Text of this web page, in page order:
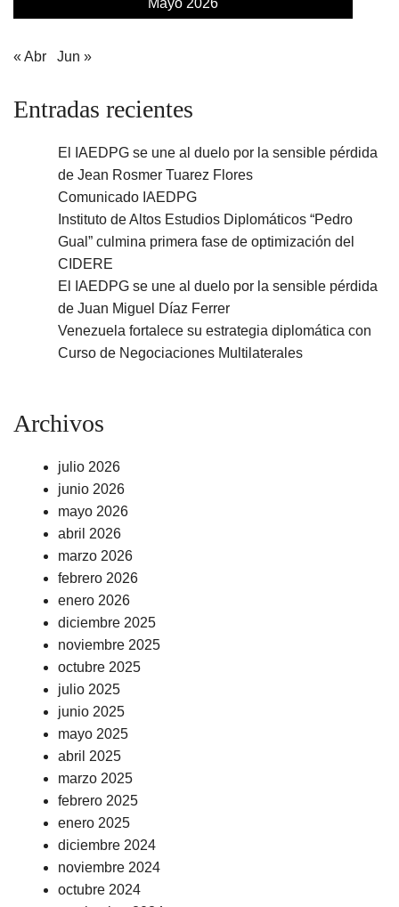
Mayo 2026
« Abr Jun »
Entradas recientes
El IAEDPG se une al duelo por la sensible pérdida
de Jean Rosmer Tuarez Flores
Comunicado IAEDPG
Instituto de Altos Estudios Diplomáticos “Pedro
Gual” culmina primera fase de optimización del
CIDERE
El IAEDPG se une al duelo por la sensible pérdida
de Juan Miguel Díaz Ferrer
Venezuela fortalece su estrategia diplomática con
Curso de Negociaciones Multilaterales
Archivos
julio 2026
junio 2026
mayo 2026
abril 2026
marzo 2026
febrero 2026
enero 2026
diciembre 2025
noviembre 2025
octubre 2025
julio 2025
junio 2025
mayo 2025
abril 2025
marzo 2025
febrero 2025
enero 2025
diciembre 2024
noviembre 2024
octubre 2024